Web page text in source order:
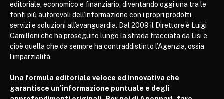
editoriale, economico e finanziario, diventando oggi una tra le
fonti più autorevoli dell’informazione con i propri prodotti,
servizi e soluzioni all’avanguardia. Dal 2009 il Direttore è Luigi
Camilloni che ha proseguito lungo la strada tracciata da Lisi e
cioè quella che da sempre ha contraddistinto l’Agenzia, ossia
l’imparzialità.
Una formula editoriale veloce ed innovativa che
garantisce un’informazione puntuale e degli